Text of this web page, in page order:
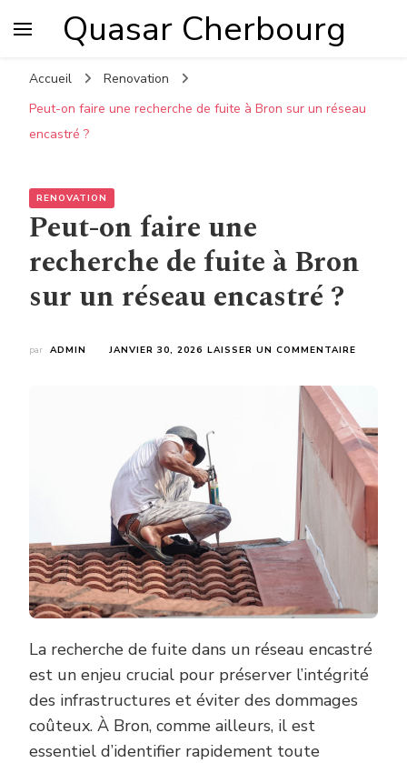
Quasar Cherbourg
Accueil
Renovation
Peut-on faire une recherche de fuite à Bron sur un réseau
encastré ?
RENOVATION
Peut-on faire une
recherche de fuite à Bron
sur un réseau encastré ?
par ADMIN JANVIER 30, 2026 LAISSER UN COMMENTAIRE
DE
FUITE
À
UN
RÉSEAU
La recherche de fuite dans un réseau encastré
est un enjeu crucial pour préserver l’intégrité
des infrastructures et éviter des dommages
coûteux. À Bron, comme ailleurs, il est
essentiel d’identifier rapidement toute